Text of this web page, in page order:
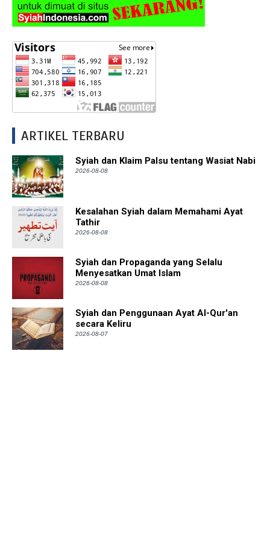
ARTIKEL TERBARU
Syiah dan Klaim Palsu tentang Wasiat Nabi
2026-08-08
Kesalahan Syiah dalam Memahami Ayat
Tathir
2026-08-08
Syiah dan Propaganda yang Selalu
Menyesatkan Umat Islam
2026-08-08
Syiah dan Penggunaan Ayat Al-Qur'an
secara Keliru
2026-08-07